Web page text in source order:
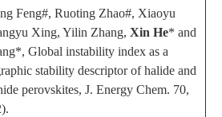
Feng#, Ruoting Zhao#, Xiaoyu
Xing, Yilin Zhang, Xin He* and
Global instability index as a
stability descriptor of halide and
perovskites, J. Energy Chem. 70,